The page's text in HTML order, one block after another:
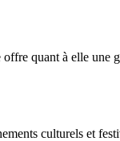
quant à elle une
culturels et